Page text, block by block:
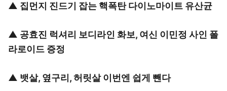
▲ 집먼지 진드기 잡는 핵폭탄 다이노마이트 유산균
▲ 공효진 럭셔리 보디라인 화보, 여신 이민정 사인 폴
라로이드 증정
▲ 뱃살, 옆구리, 허릿살 이번엔 쉽게 뺀다